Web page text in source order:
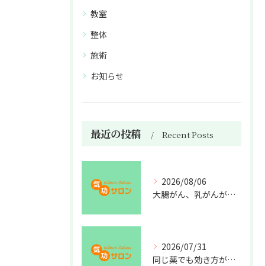
教室
整体
施術
お知らせ
最近の投稿 Recent Posts
2026/08/06
大腸がん、乳がんが増えた理由
2026/07/31
同じ薬でも効き方が違う？